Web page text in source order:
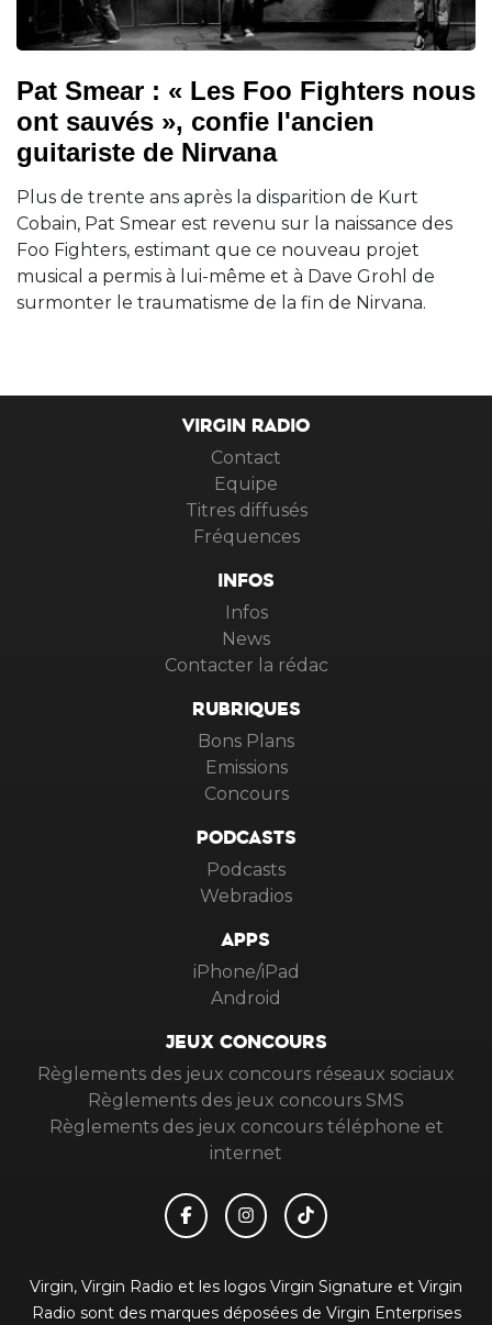
Pat Smear : « Les Foo Fighters nous
ont sauvés », confie l'ancien
guitariste de Nirvana
Plus de trente ans après la disparition de Kurt
Cobain, Pat Smear est revenu sur la naissance des
Foo Fighters, estimant que ce nouveau projet
musical a permis à lui-même et à Dave Grohl de
surmonter le traumatisme de la fin de Nirvana.
VIRGIN RADIO
Contact
Equipe
Titres diffusés
Fréquences
INFOS
Infos
News
Contacter la rédac
RUBRIQUES
Bons Plans
Emissions
Concours
PODCASTS
Podcasts
Webradios
APPS
iPhone/iPad
Android
JEUX CONCOURS
Règlements des jeux concours réseaux sociaux
Règlements des jeux concours SMS
Règlements des jeux concours téléphone et
internet
Virgin, Virgin Radio et les logos Virgin Signature et Virgin
Radio sont des marques déposées de Virgin Enterprises